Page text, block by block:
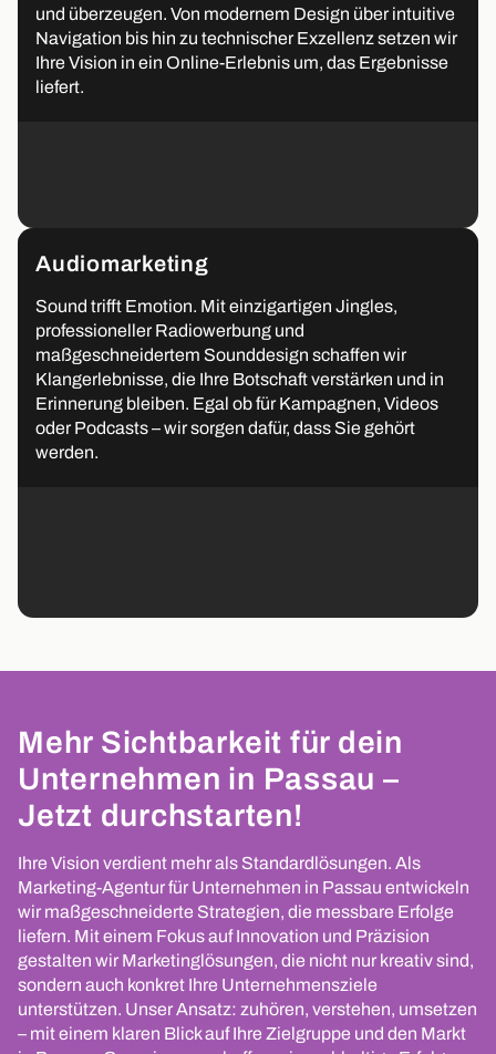
und überzeugen. Von modernem Design über intuitive
Navigation bis hin zu technischer Exzellenz setzen wir
Ihre Vision in ein Online-Erlebnis um, das Ergebnisse
liefert.
Audiomarketing
Sound trifft Emotion. Mit einzigartigen Jingles,
professioneller Radiowerbung und
maßgeschneidertem Sounddesign schaffen wir
Klangerlebnisse, die Ihre Botschaft verstärken und in
Erinnerung bleiben. Egal ob für Kampagnen, Videos
oder Podcasts – wir sorgen dafür, dass Sie gehört
werden.
Mehr Sichtbarkeit für dein
Unternehmen in Passau –
Jetzt durchstarten!
Ihre Vision verdient mehr als Standardlösungen. Als
Marketing-Agentur für Unternehmen in Passau entwickeln
wir maßgeschneiderte Strategien, die messbare Erfolge
liefern. Mit einem Fokus auf Innovation und Präzision
gestalten wir Marketinglösungen, die nicht nur kreativ sind,
sondern auch konkret Ihre Unternehmensziele
unterstützen. Unser Ansatz: zuhören, verstehen, umsetzen
– mit einem klaren Blick auf Ihre Zielgruppe und den Markt